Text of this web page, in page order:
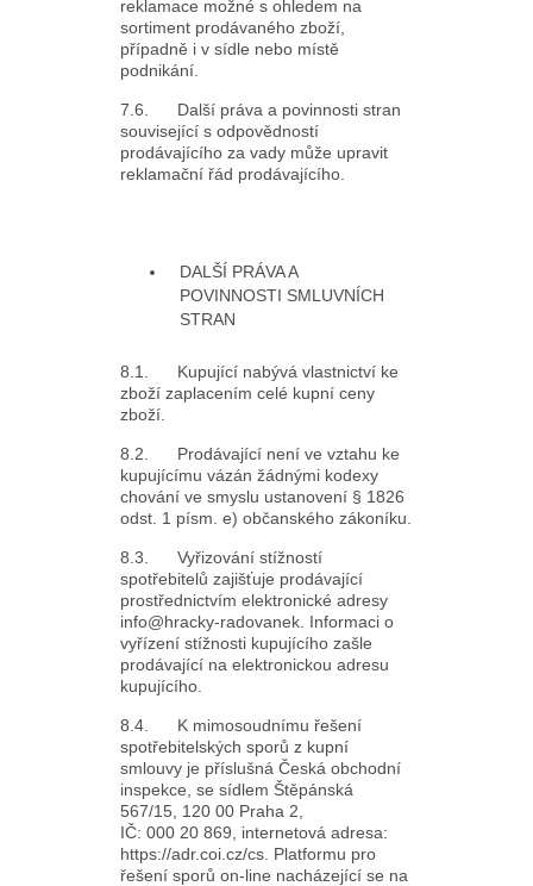
reklamace možné s ohledem na
sortiment prodávaného zboží,
případně i v sídle nebo místě
podnikání.
7.6. Další práva a povinnosti stran
související s odpovědností
prodávajícího za vady může upravit
reklamační řád prodávajícího.
DALŠÍ PRÁVA A
POVINNOSTI SMLUVNÍCH
STRAN
8.1. Kupující nabývá vlastnictví ke
zboží zaplacením celé kupní ceny
zboží.
8.2. Prodávající není ve vztahu ke
kupujícímu vázán žádnými kodexy
chování ve smyslu ustanovení § 1826
odst. 1 písm. e) občanského zákoníku.
8.3. Vyřizování stížností
spotřebitelů zajišťuje prodávající
prostřednictvím elektronické adresy
info@hracky-radovanek. Informaci o
vyřízení stížnosti kupujícího zašle
prodávající na elektronickou adresu
kupujícího.
8.4. K mimosoudnímu řešení
spotřebitelských sporů z kupní
smlouvy je příslušná Česká obchodní
inspekce, se sídlem Štěpánská
567/15, 120 00 Praha 2,
IČ: 000 20 869, internetová adresa:
https://adr.coi.cz/cs. Platformu pro
řešení sporů on-line nacházející se na